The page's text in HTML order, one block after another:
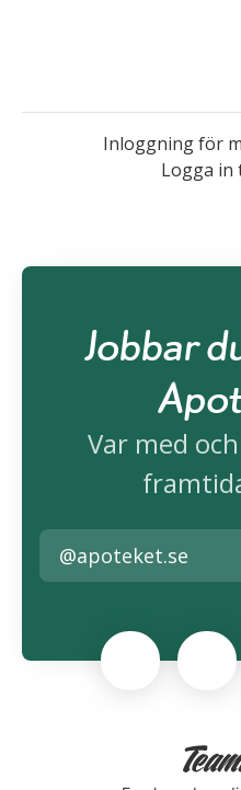
Inloggning för
Logga in
Jobbar
Var med
@apoteket.se